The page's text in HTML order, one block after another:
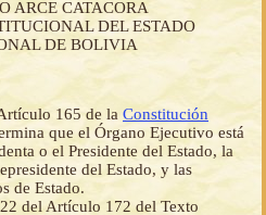
ARCE CATACORA
DEL ESTADO
DE BOLIVIA
165 de la Constitución
que el Órgano Ejecutivo está
o el Presidente del Estado, la
del Estado, y las
de Estado.
del Artículo 172 del Texto